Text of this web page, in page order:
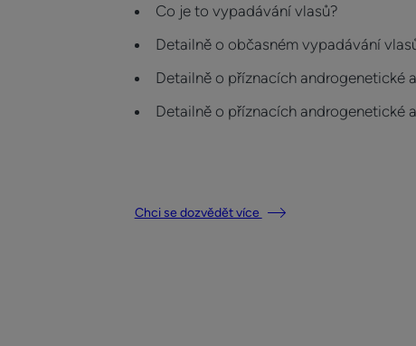
Co je to vypadávání vlasů?
Detailně o občasném vypadávání
Detailně o příznacích androgenetické
Detailně o příznacích androgenetické
Chci se dozvědět více